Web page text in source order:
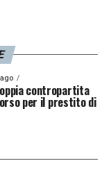
contropartita
per il prestito di